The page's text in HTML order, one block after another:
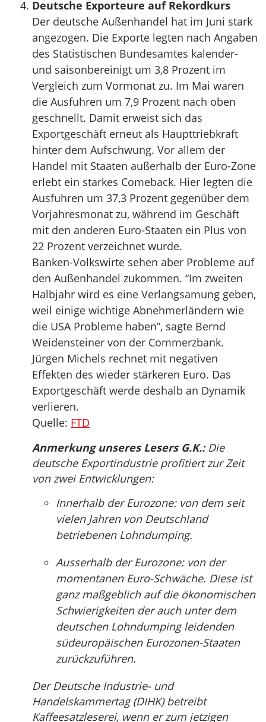
Deutsche Exporteure auf Rekordkurs
Der deutsche Außenhandel hat im Juni stark
angezogen. Die Exporte legten nach Angaben
des Statistischen Bundesamtes kalender-
und saisonbereinigt um 3,8 Prozent im
Vergleich zum Vormonat zu. Im Mai waren
die Ausfuhren um 7,9 Prozent nach oben
geschnellt. Damit erweist sich das
Exportgeschäft erneut als Haupttriebkraft
hinter dem Aufschwung. Vor allem der
Handel mit Staaten außerhalb der Euro-Zone
erlebt ein starkes Comeback. Hier legten die
Ausfuhren um 37,3 Prozent gegenüber dem
Vorjahresmonat zu, während im Geschäft
mit den anderen Euro-Staaten ein Plus von
22 Prozent verzeichnet wurde.
Banken-Volkswirte sehen aber Probleme auf
den Außenhandel zukommen. “Im zweiten
Halbjahr wird es eine Verlangsamung geben,
weil einige wichtige Abnehmerländern wie
die USA Probleme haben”, sagte Bernd
Weidensteiner von der Commerzbank.
Jürgen Michels rechnet mit negativen
Effekten des wieder stärkeren Euro. Das
Exportgeschäft werde deshalb an Dynamik
verlieren.
Quelle: FTD
Anmerkung unseres Lesers G.K.:Die
deutsche Exportindustrie profitiert zur Zeit
von zwei Entwicklungen:
Innerhalb der Eurozone: von dem seit
vielen Jahren von Deutschland
betriebenen Lohndumping.
Ausserhalb der Eurozone: von der
momentanen Euro-Schwäche. Diese ist
ganz maßgeblich auf die ökonomischen
Schwierigkeiten der auch unter dem
deutschen Lohndumping leidenden
südeuropäischen Eurozonen-Staaten
zurückzuführen.
Der Deutsche Industrie- und
Handelskammertag (DIHK) betreibt
Kaffeesatzleserei, wenn er zum jetzigen